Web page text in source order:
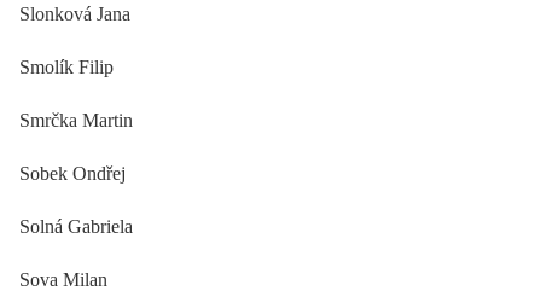
Slonková Jana
Smolík Filip
Smrčka Martin
Sobek Ondřej
Solná Gabriela
Sova Milan